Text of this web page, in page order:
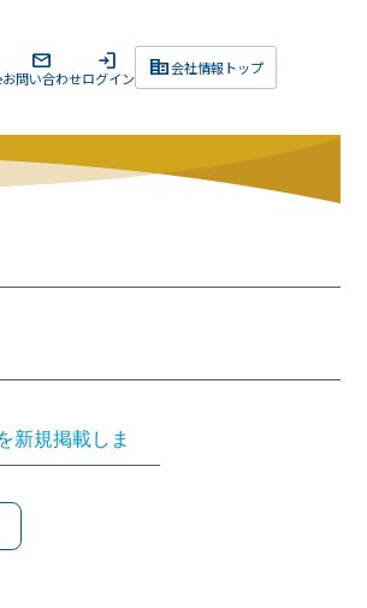
corporate_fare会社情報トップ
mail
お問い合わせ
login
ログイン
新規掲載しま
更新しまし